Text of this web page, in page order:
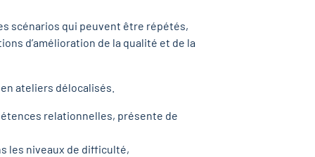
scénarios qui peuvent être répétés,
d’amélioration de la qualité et de la
ateliers délocalisés.
relationnelles, présente de
les niveaux de difficulté,